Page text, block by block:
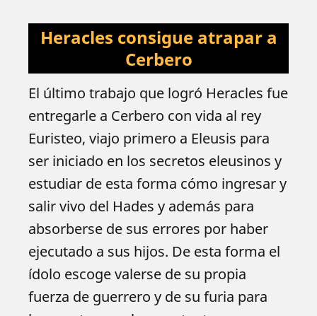
Heracles consigue atrapar a
Cerbero
El último trabajo que logró Heracles fue
entregarle a Cerbero con vida al rey
Euristeo, viajo primero a Eleusis para
ser iniciado en los secretos eleusinos y
estudiar de esta forma cómo ingresar y
salir vivo del Hades y además para
absorberse de sus errores por haber
ejecutado a sus hijos. De esta forma el
ídolo escoge valerse de su propia
fuerza de guerrero y de su furia para